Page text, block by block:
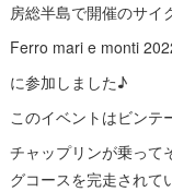
房総半島で開催のサイ
Ferro mari e monti
に参加しました♪
このイベントはビンテ
チャップリンが乗って
グコースを完走されて